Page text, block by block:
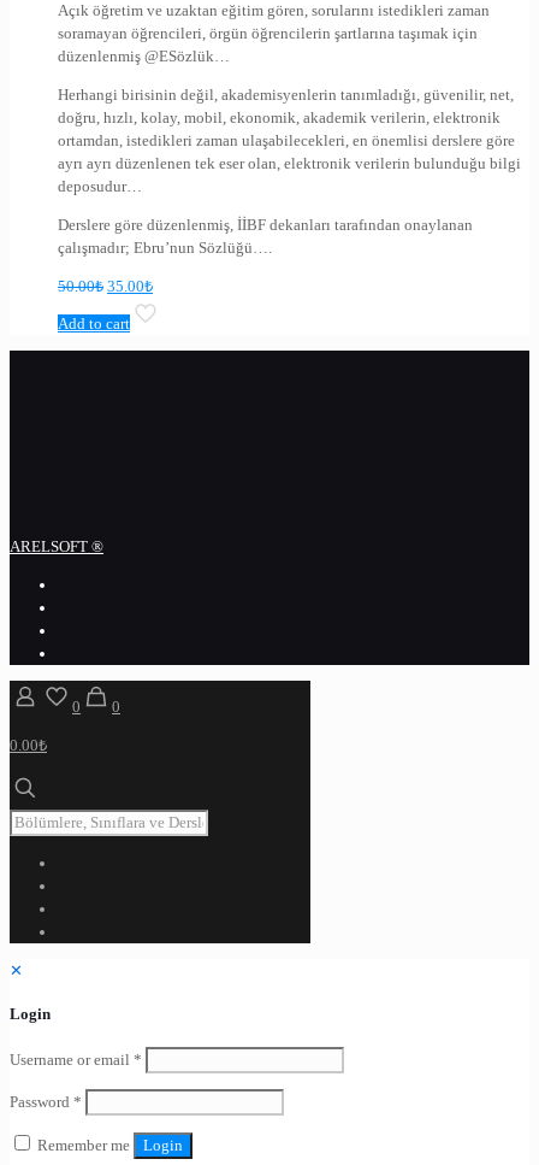
Açık öğretim ve uzaktan eğitim gören, sorularını istedikleri zaman
soramayan öğrencileri, örgün öğrencilerin şartlarına taşımak için
düzenlenmiş @ESözlük…
Herhangi birisinin değil, akademisyenlerin tanımladığı, güvenilir, net,
doğru, hızlı, kolay, mobil, ekonomik, akademik verilerin, elektronik
ortamdan, istedikleri zaman ulaşabilecekleri, en önemlisi derslere göre
ayrı ayrı düzenlenen tek eser olan, elektronik verilerin bulunduğu bilgi
deposudur…
Derslere göre düzenlenmiş, İİBF dekanları tarafından onaylanan
çalışmadır; Ebru’nun Sözlüğü….
50.00₺ 35.00₺
Add to cart
ARELSOFT ®
0 0
0.00₺
✕
Login
Username or email *
Password *
Remember me Login